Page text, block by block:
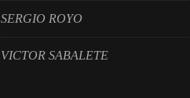
SERGIO ROYO
VICTOR